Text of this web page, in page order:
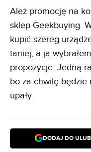
Ależ promocję na
sklep Geekbuying.
kupić szereg
taniej, a ja
propozycje. Jedną
bo za chwilę będzie
upały.
DODAJ DO